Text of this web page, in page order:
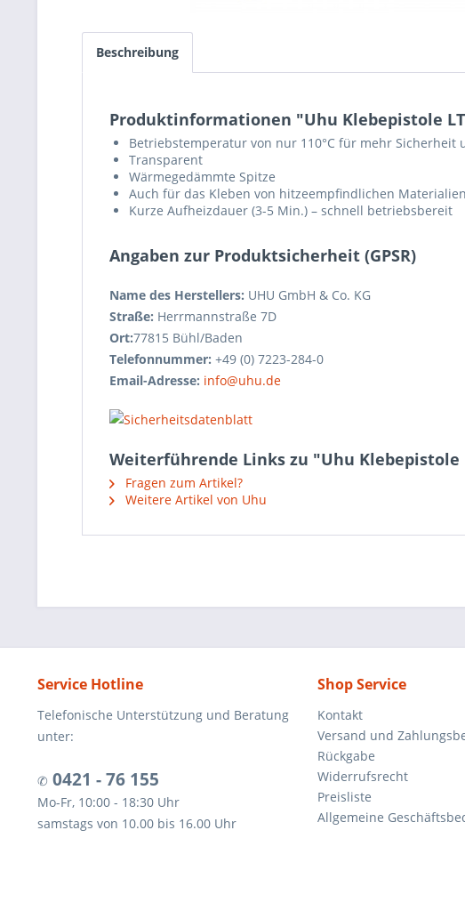
Beschreibung
Produktinformationen "Uhu Klebepistole
Betriebstemperatur von nur 110°C für mehr
Transparent
Wärmegedämmte Spitze
Auch für das Kleben von hitzeempfindlichen
Kurze Aufheizdauer (3-5 Min.) – schnell betriebsbereit
Angaben zur Produktsicherheit (GPSR)
Name des Herstellers: UHU GmbH & Co. KG
Straße: Herrmannstraße 7D
Ort:77815 Bühl/Baden
Telefonnummer: +49 (0) 7223-284-0
Email-Adresse: info@uhu.de
Weiterführende Links zu "Uhu Klebepistole
Fragen zum Artikel?
Weitere Artikel von Uhu
Service Hotline
Telefonische Unterstützung und Beratung
unter:
✆ 0421 - 76 155
Mo-Fr, 10:00 - 18:30 Uhr
samstags von 10.00 bis 16.00 Uhr
Shop Service
Kontakt
Versand und
Rückgabe
Widerrufsrecht
Preisliste
Allgemeine